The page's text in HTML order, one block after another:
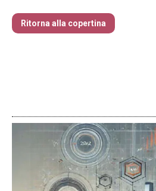
Ritorna alla copertina